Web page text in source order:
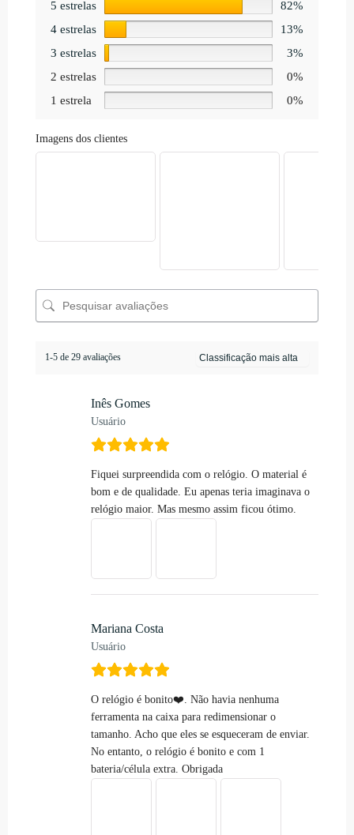
5 estrelas
82%
4 estrelas
13%
3 estrelas
3%
2 estrelas
0%
1 estrela
0%
Imagens dos clientes
1-5 de 29 avaliações
Inês Gomes
Usuário
Fiquei surpreendida com o relógio. O material é
bom e de qualidade. Eu apenas teria imaginava o
relógio maior. Mas mesmo assim ficou ótimo.
Mariana Costa
Usuário
O relógio é bonito❤️. Não havia nenhuma
ferramenta na caixa para redimensionar o
tamanho. Acho que eles se esqueceram de enviar.
No entanto, o relógio é bonito e com 1
bateria/célula extra. Obrigada